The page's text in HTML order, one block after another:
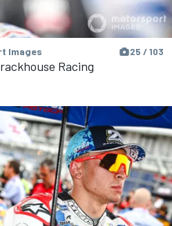
Images 25 / 103
Racing